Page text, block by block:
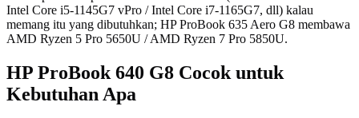
Intel Core i5-1145G7 vPro / Intel Core i7-1165G7, dll) kalau
memang itu yang dibutuhkan; HP ProBook 635 Aero G8 membawa
AMD Ryzen 5 Pro 5650U / AMD Ryzen 7 Pro 5850U.
HP ProBook 640 G8 Cocok untuk
Kebutuhan Apa